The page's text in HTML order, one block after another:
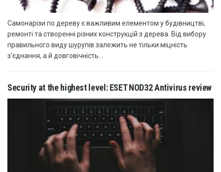
Самонарізи по дереву є важливим елементом у будівництві,
ремонті та створенні різних конструкцій з дерева. Від вибору
правильного виду шурупів залежить не тільки міцність
з'єднання, а й довговічність...
Security at the highest level: ESET NOD32 Antivirus review